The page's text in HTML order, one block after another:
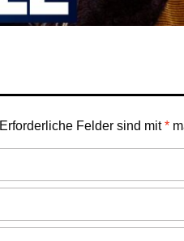
Erforderliche Felder sind mit*